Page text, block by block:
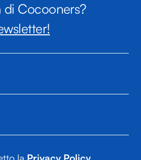
Cocooners?